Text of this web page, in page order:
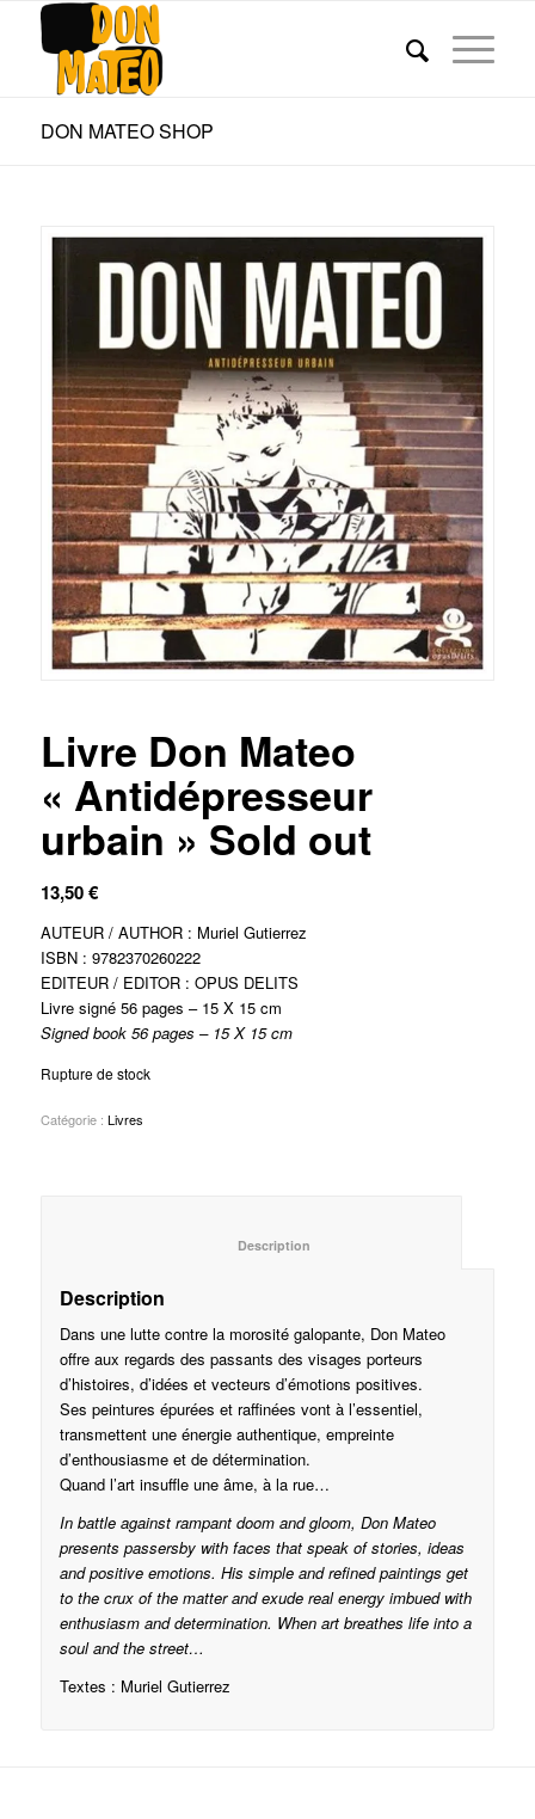
DON MATEO SHOP
Livre Don Mateo
« Antidépresseur
urbain » Sold out
13,50€
AUTEUR / AUTHOR : Muriel Gutierrez
ISBN : 9782370260222
EDITEUR / EDITOR : OPUS DELITS
Livre signé 56 pages – 15 X 15 cm
Signed book 56 pages – 15 X 15 cm
Rupture de stock
Catégorie : Livres
Description
Dans une lutte contre la morosité galopante, Don Mateo
offre aux regards des passants des visages porteurs
d’histoires, d’idées et vecteurs d’émotions positives.
Ses peintures épurées et raffinées vont à l’essentiel,
transmettent une énergie authentique, empreinte
d’enthousiasme et de détermination.
Quand l’art insuffle une âme, à la rue…
In battle against rampant doom and gloom, Don Mateo
presents passersby with faces that speak of stories, ideas
and positive emotions. His simple and refined paintings get
to the crux of the matter and exude real energy imbued with
enthusiasm and determination. When art breathes life into a
soul and the street…
Textes : Muriel Gutierrez